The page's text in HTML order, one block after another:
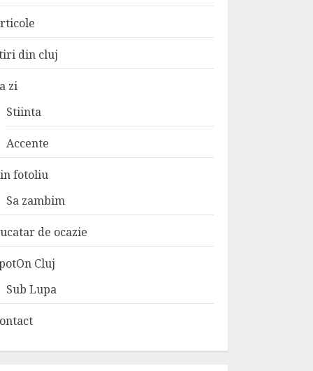
din cluj
zi
Stiinta
Accente
fotoliu
Sa zambim
de ocazie
Cluj
Sub Lupa